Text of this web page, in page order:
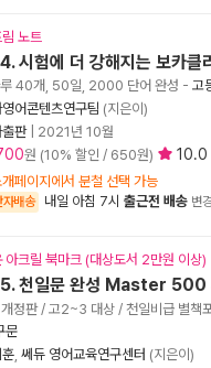
노트
시험에 더 강해지는 보카클
40개, 50일, 2000 단어 완성 - 고
어콘텐츠연구팀 (지은이)
판| 2021년 10월
원 (10% 할인 / 650원) 10.0
개페이지에서 분철 선택 가능
자배송 내일 아침 7시 출근전 배송 변
아크릴 북마크 (대상도서 2만원 이상)
천일문 완성 Master
정판 / 고2~3 대상 / 천일비급 별책
문
쎄듀 영어교육연구센터 (지은이)